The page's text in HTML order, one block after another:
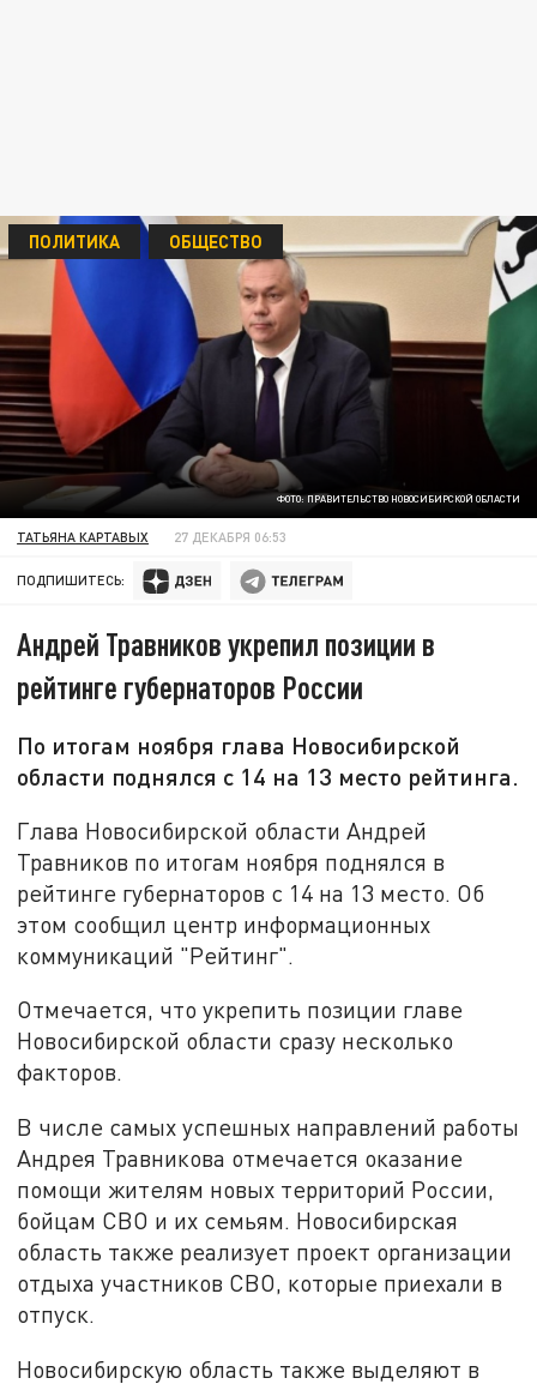
ФОТО: ПРАВИТЕЛЬСТВО НОВОСИБИРСКОЙ ОБЛАСТИ
ПОЛИТИКА ОБЩЕСТВО
ТАТЬЯНА КАРТАВЫХ 27 ДЕКАБРЯ 06:53
ПОДПИШИТЕСЬ:
Андрей Травников укрепил позиции в
рейтинге губернаторов России
По итогам ноября глава Новосибирской
области поднялся с 14 на 13 место рейтинга.
Глава Новосибирской области Андрей
Травников по итогам ноября поднялся в
рейтинге губернаторов с 14 на 13 место. Об
этом сообщил центр информационных
коммуникаций "Рейтинг".
Отмечается, что укрепить позиции главе
Новосибирской области сразу несколько
факторов.
В числе самых успешных направлений работы
Андрея Травникова отмечается оказание
помощи жителям новых территорий России,
бойцам СВО и их семьям. Новосибирская
область также реализует проект организации
отдыха участников СВО, которые приехали в
отпуск.
Новосибирскую область также выделяют в